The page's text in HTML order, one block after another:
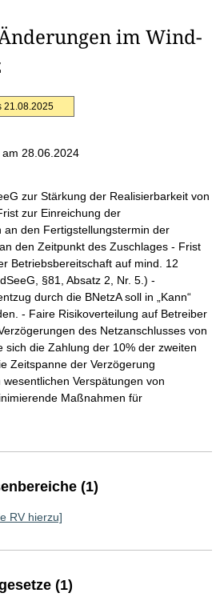
im Wind-
21.08.2025
am 28.06.2024
zur Stärkung der Realisierbarkeit von
zur Einreichung der
den Fertigstellungstermin der
den Zeitpunkt des Zuschlages - Frist
Betriebsbereitschaft auf mind. 12
§81, Absatz 2, Nr. 5.) -
durch die BNetzA soll in „Kann“
- Faire Risikoverteilung auf Betreiber
des Netzanschlusses von
sich die Zahlung der 10% der zweiten
Zeitspanne der Verzögerung
Verspätungen von
Maßnahmen für
(1)
RV hierzu]
(1)